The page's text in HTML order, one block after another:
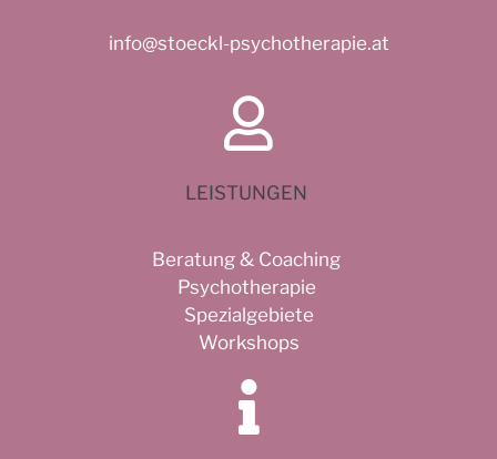
info@stoeckl-psychotherapie.at
LEISTUNGEN
Beratung & Coaching
Psychotherapie
Spezialgebiete
Workshops